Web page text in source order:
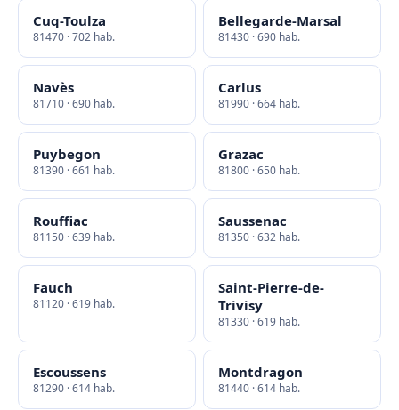
Cuq-Toulza
81470 · 702 hab.
Bellegarde-Marsal
81430 · 690 hab.
Navès
81710 · 690 hab.
Carlus
81990 · 664 hab.
Puybegon
81390 · 661 hab.
Grazac
81800 · 650 hab.
Rouffiac
81150 · 639 hab.
Saussenac
81350 · 632 hab.
Fauch
81120 · 619 hab.
Saint-Pierre-de-
Trivisy
81330 · 619 hab.
Escoussens
81290 · 614 hab.
Montdragon
81440 · 614 hab.